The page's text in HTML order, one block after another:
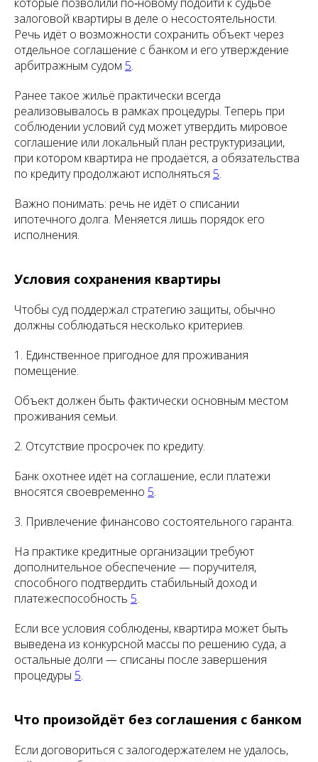
залоговой квартиры в деле о несостоятельности.
Речь идёт о возможности сохранить объект через
отдельное соглашение с банком и его утверждение
арбитражным судом 5.
Ранее такое жильё практически всегда
реализовывалось в рамках процедуры. Теперь при
соблюдении условий суд может утвердить мировое
соглашение или локальный план реструктуризации,
при котором квартира не продаётся, а обязательства
по кредиту продолжают исполняться 5.
Важно понимать: речь не идёт о списании
ипотечного долга. Меняется лишь порядок его
исполнения.
Условия сохранения квартиры
Чтобы суд поддержал стратегию защиты, обычно
должны соблюдаться несколько критериев.
1. Единственное пригодное для проживания
помещение.
Объект должен быть фактически основным местом
проживания семьи.
2. Отсутствие просрочек по кредиту.
Банк охотнее идёт на соглашение, если платежи
вносятся своевременно 5.
3. Привлечение финансово состоятельного гаранта.
На практике кредитные организации требуют
дополнительное обеспечение — поручителя,
способного подтвердить стабильный доход и
платежеспособность 5.
Если все условия соблюдены, квартира может быть
выведена из конкурсной массы по решению суда, а
остальные долги — списаны после завершения
процедуры 5.
Что произойдёт без соглашения с банком
Если договориться с залогодержателем не удалось,